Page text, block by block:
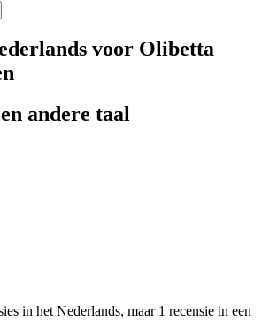
voor Olibetta
andere taal
in het Nederlands, maar 1 recensie in een